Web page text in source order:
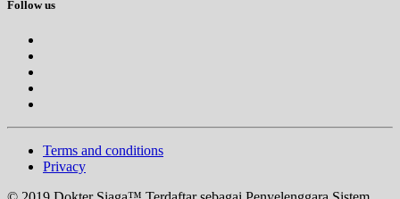
Follow us
Terms and conditions
Privacy